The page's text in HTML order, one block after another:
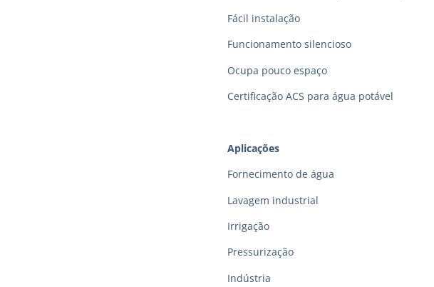
Fácil instalação
Funcionamento silencioso
Ocupa pouco espaço
Certificação ACS para água potável
Aplicações
Fornecimento de água
Lavagem industrial
Irrigação
Pressurização
Indústria